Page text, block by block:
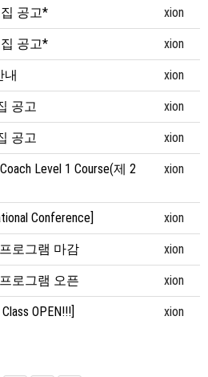
공고* xion
공고* xion
내 xion
공고 xion
공고 xion
Level 1 Course(제 2
xion
Conference] xion
프로그램 마감 xion
프로그램 오픈 xion
OPEN!!!] xion